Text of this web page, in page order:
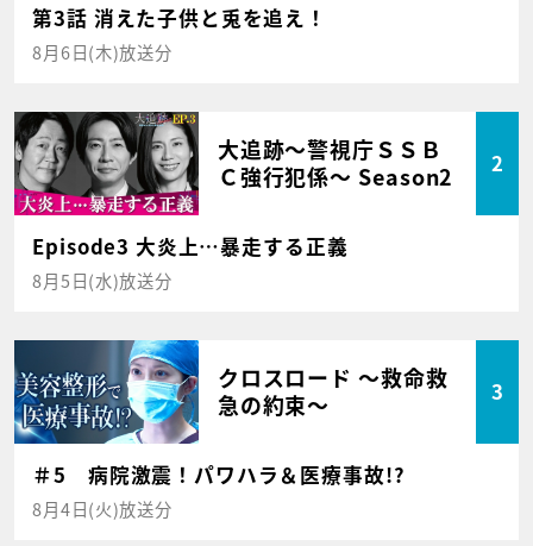
第3話 消えた子供と兎を追え！
8月6日(木)放送分
大追跡～警視庁ＳＳＢ
Ｃ強行犯係～ Season2
2
Episode3 大炎上…暴走する正義
8月5日(水)放送分
クロスロード ～救命救
急の約束～
3
＃5 病院激震！パワハラ＆医療事故!?
8月4日(火)放送分